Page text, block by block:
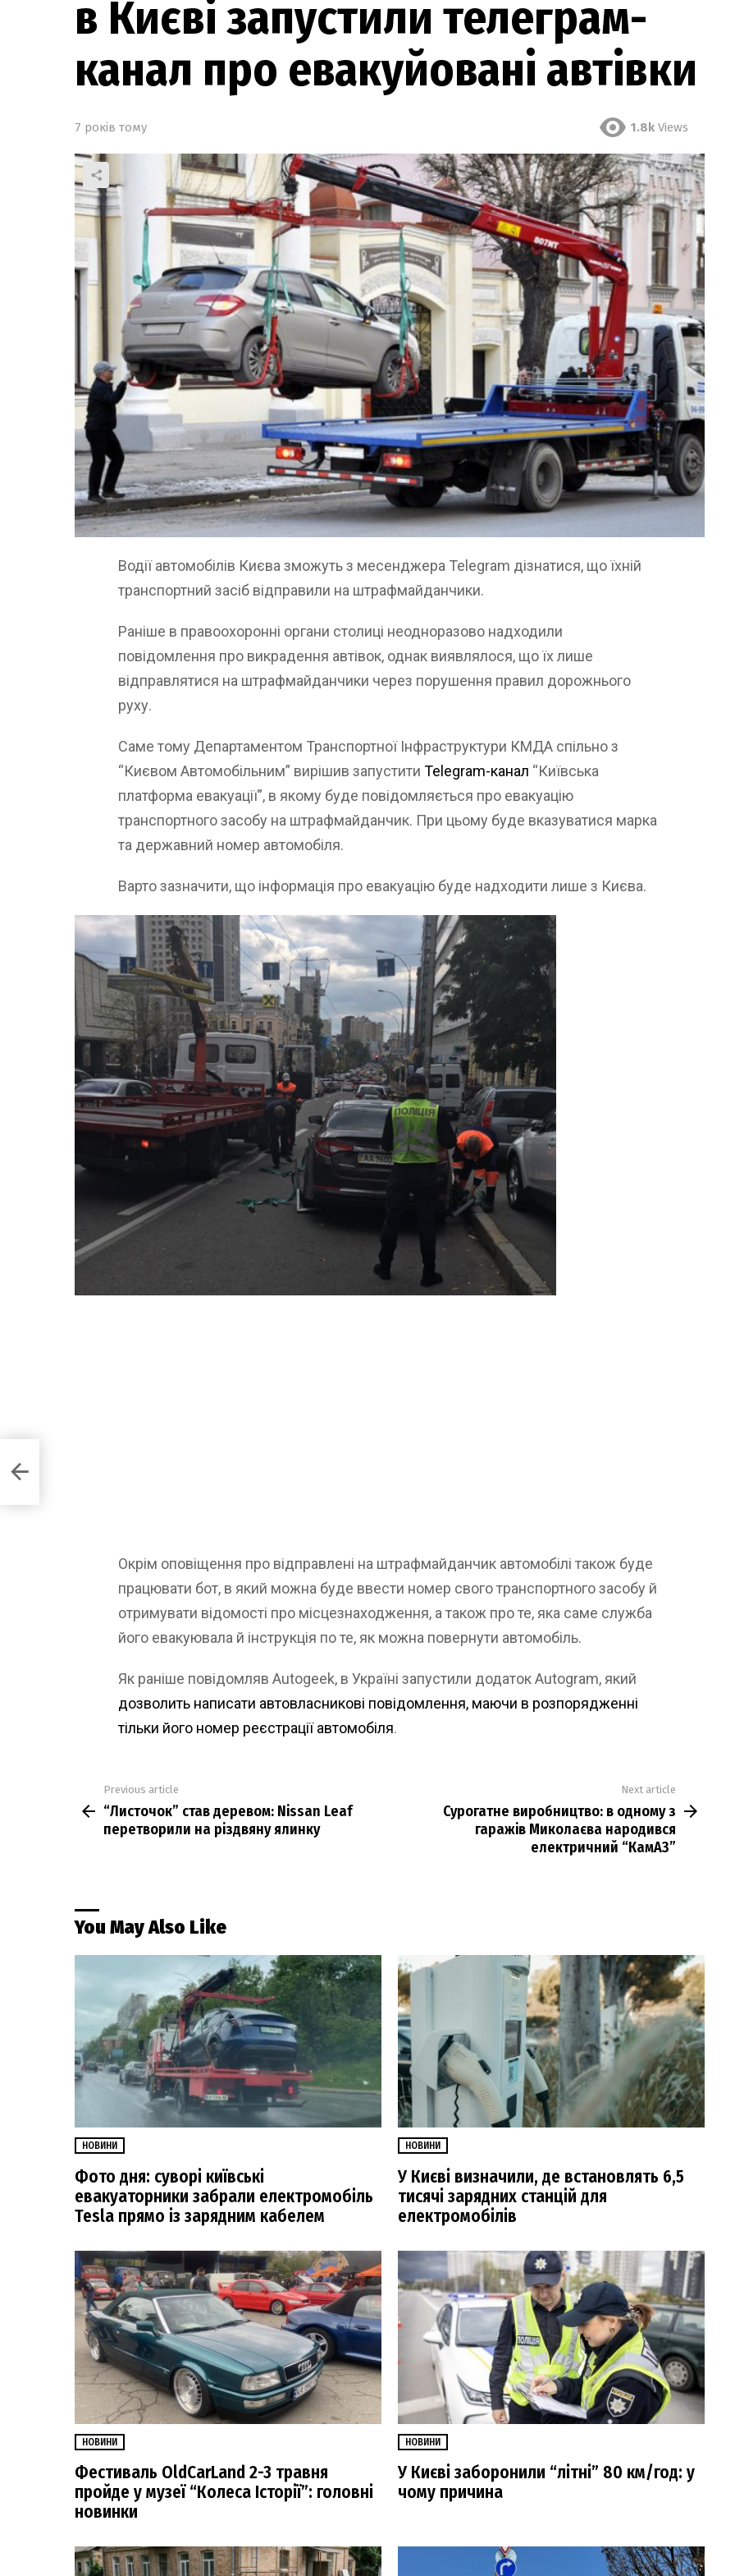
в Києві запустили телеграм-
канал про евакуйовані автівки
7 років тому 1.8k Views
Водії автомобілів Києва зможуть з месенджера Telegram дізнатися, що їхній
транспортний засіб відправили на штрафмайданчики.
Раніше в правоохоронні органи столиці неодноразово надходили
повідомлення про викрадення автівок, однак виявлялося, що їх лише
відправлятися на штрафмайданчики через порушення правил дорожнього
руху.
Саме тому Департаментом Транспортної Інфраструктури КМДА спільно з
“Києвом Автомобільним” вирішив запустити Telegram-канал “Київська
платформа евакуації”, в якому буде повідомляється про евакуацію
транспортного засобу на штрафмайданчик. При цьому буде вказуватися марка
та державний номер автомобіля.
Варто зазначити, що інформація про евакуацію буде надходити лише з Києва.
Окрім оповіщення про відправлені на штрафмайданчик автомобілі також буде
працювати бот, в який можна буде ввести номер свого транспортного засобу й
отримувати відомості про місцезнаходження, а також про те, яка саме служба
його евакуювала й інструкція по те, як можна повернути автомобіль.
Як раніше повідомляв Autogeek, в Україні запустили додаток Autogram, який
дозволить написати автовласникові повідомлення, маючи в розпорядженні
тільки його номер реєстрації автомобіля.
more
Previous article
“Листочок” став деревом: Nissan Leaf
перетворили на різдвяну ялинку
Next article
Сурогатне виробництво: в одному з
гаражів Миколаєва народився
електричний “КамАЗ”
You May Also Like
НОВИНИ
Фото дня: суворі київські
евакуаторники забрали електромобіль
Tesla прямо із зарядним кабелем
НОВИНИ
У Києві визначили, де встановлять 6,5
тисячі зарядних станцій для
електромобілів
НОВИНИ
Фестиваль OldCarLand 2-3 травня
пройде у музеї “Колеса Історії”: головні
новинки
НОВИНИ
У Києві заборонили “літні” 80 км/год: у
чому причина